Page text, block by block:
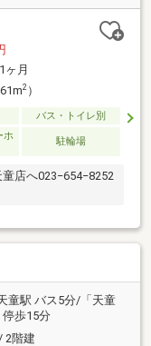
1ヶ月
2）
バス・トイレ別
ホ
駐輪場
店へ023−654−8252
童駅 バス5分/「天童
歩15分
2階建